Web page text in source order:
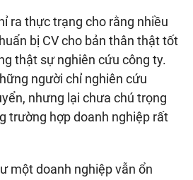
ra thực trạng cho rằng nhiều
bị CV cho bản thân thật tốt
thật sự nghiên cứu công ty.
người chỉ nghiên cứu
nhưng lại chưa chú trọng
trường hợp doanh nghiệp rất
một doanh nghiệp vẫn ổn